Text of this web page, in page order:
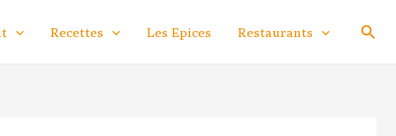
Recettes Les Epices Restaurants